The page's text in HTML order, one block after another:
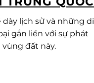
lịch sử và những di
gắn liền với sự phát
đất này.